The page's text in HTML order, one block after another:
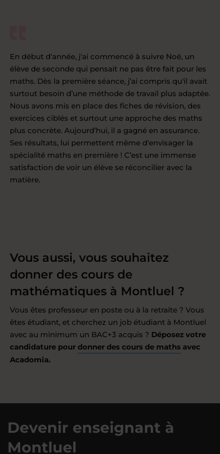
En début d'année, j'ai commencé à suivre Noé, un
élève de seconde qui pensait ne pas être fait pour les
maths. Dès la première séance, j’ai compris qu'il avait
surtout besoin d’une méthode de travail plus adaptée.
Nous avons mis en place des fiches de révision, des
exercices ciblés et surtout une approche des maths
plus concrète. Aujourd’hui, il a gagné en assurance.
Ses résultats, lui permettent même d'envisager la
spécialité maths en première ! C’est une immense
satisfaction de voir un élève se réconcilier avec la
matière.
Vous aussi, vous souhaitez
donner des cours de
mathématiques à Montluel ?
Vous êtes professeur en poste ou à la retraite ? Vous
êtes étudiant, et cherchez un job étudiant à Montluel
avec au minimum un BAC+3 acquis ? Déposez votre
candidature pour donner des cours de maths avec
Acadomia.
Devenir enseignant à
Montluel